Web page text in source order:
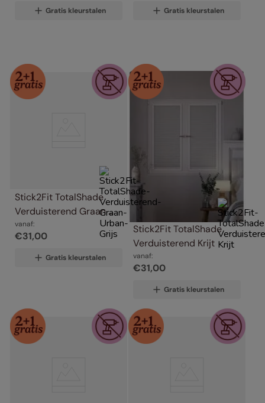
Gratis kleurstalen Gratis kleurstalen
Stick2Fit TotalShade
Verduisterend Graan
Urban Grijs
vanaf:
€31,00
Gratis kleurstalen
Stick2Fit TotalShade
Verduisterend Krijt
vanaf:
€31,00
Gratis kleurstalen